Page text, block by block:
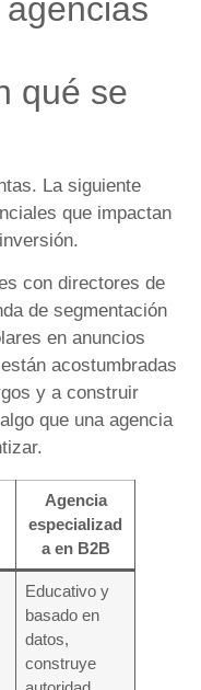
qué se
La siguiente
que impactan
con directores de
de segmentación
en anuncios
acostumbradas
y a construir
que una agencia
Agencia
especializad
a en B2B
Educativo y
basado en
datos,
construye